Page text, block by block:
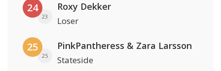
24
23
Roxy Dekker
Loser
25
25
PinkPantheress & Zara Larsson
Stateside